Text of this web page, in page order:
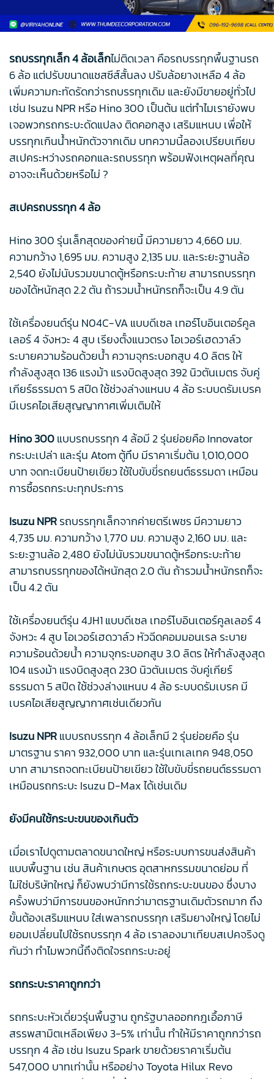
รถบรรทุกเล็ก 4 ล้อเล็กไม่ติดเวลา คือรถบรรทุกพื้นฐานรถ
6 ล้อ แต่ปรับขนาดแชสซีส์สั้นลง ปรับล้อยางเหลือ 4 ล้อ
เพิ่มความกะทัดรัดกว่ารถบรรทุกเดิม และยังมีขายอยู่ทั่วไป
เช่น Isuzu NPR หรือ Hino 300 เป็นต้น แต่ทำไมเรายังพบ
เจอพวกรถกระบะดัดแปลง ติดคอกสูง เสริมแหนบ เพื่อให้
บรรทุกเกินน้ำหนักตัวจากเดิม บทความนี้ลองเปรียบเทียบ
สเปคระหว่างรถคอกและรถบรรทุก พร้อมฟังเหตุผลที่คุณ
อาจจะเห็นด้วยหรือไม่ ?
สเปครถบรรทุก 4 ล้อ
Hino 300 รุ่นเล็กสุดของค่ายนี้ มีความยาว 4,660 มม.
ความกว้าง 1,695 มม. ความสูง 2,135 มม. และระยะฐานล้อ
2,540 ยังไม่นับรวมขนาดตู้หรือกระบะท้าย สามารถบรรทุก
ของได้หนักสุด 2.2 ตัน ถ้ารวมน้ำหนักรถก็จะเป็น 4.9 ตัน
ใช้เครื่องยนต์รุ่น N04C-VA แบบดีเซล เทอร์โบอินเตอร์คูล
เลอร์ 4 จังหวะ 4 สูบ เรียงตั้งแนวตรง โอเวอร์เฮดวาล์ว
ระบายความร้อนด้วยน้ำ ความจุกระบอกสูบ 4.0 ลิตร ให้
กำลังสูงสุด 136 แรงม้า แรงบิดสูงสุด 392 นิวตันเมตร จับคู่
เกียร์ธรรมดา 5 สปีด ใช้ช่วงล่างแหนบ 4 ล้อ ระบบดรัมเบรค
มีเบรคไอเสียสูญญากาศเพิ่มเติมให้
Hino 300แบบรถบรรทุก 4 ล้อมี 2 รุ่นย่อยคือ Innovator
กระบะเปล่า และรุ่น Atom ตู้ทึบ มีราคาเริ่มต้น 1,010,000
บาท จดทะเบียนป้ายเขียว ใช้ใบขับขี่รถยนต์ธรรมดา เหมือน
การซื้อรถกระบะทุกประการ
Isuzu NPRรถบรรทุกเล็กจากค่ายตรีเพชร มีความยาว
4,735 มม. ความกว้าง 1,770 มม. ความสูง 2,160 มม. และ
ระยะฐานล้อ 2,480 ยังไม่นับรวมขนาดตู้หรือกระบะท้าย
สามารถบรรทุกของได้หนักสุด 2.0 ตัน ถ้ารวมน้ำหนักรถก็จะ
เป็น 4.2 ตัน
ใช้เครื่องยนต์รุ่น 4JH1 แบบดีเซล เทอร์โบอินเตอร์คูลเลอร์ 4
จังหวะ 4 สูบ โอเวอร์เฮดวาล์ว หัวฉีดคอมมอนเรล ระบาย
ความร้อนด้วยน้ำ ความจุกระบอกสูบ 3.0 ลิตร ให้กำลังสูงสุด
104 แรงม้า แรงบิดสูงสุด 230 นิวตันเมตร จับคู่เกียร์
ธรรมดา 5 สปีด ใช้ช่วงล่างแหนบ 4 ล้อ ระบบดรัมเบรค มี
เบรคไอเสียสูญญากาศเช่นเดียวกัน
Isuzu NPRแบบรถบรรทุก 4 ล้อเล็กมี 2 รุ่นย่อยคือ รุ่น
มาตรฐาน ราคา 932,000 บาท และรุ่นเทเลเทค 948,050
บาท สามารถจดทะเบียนป้ายเขียว ใช้ใบขับขี่รถยนต์ธรรมดา
เหมือนรถกระบะ Isuzu D-Max ได้เช่นเดิม
ยังมีคนใช้กระบะขนของเกินตัว
เมื่อเราไปดูตามตลาดขนาดใหญ่ หรือระบบการขนส่งสินค้า
แบบพื้นฐาน เช่น สินค้าเกษตร อุตสาหกรรมขนาดย่อม ที่
ไม่ใช่บริษัทใหญ่ ก็ยังพบว่ามีการใช้รถกระบะขนของ ซึ่งบาง
ครั้งพบว่ามีการขนของหนักกว่ามาตรฐานเดิมตัวรถมาก ถึง
ขั้นต้องเสริมแหนบ ใส่เพลารถบรรทุก เสริมยางใหญ่ โดยไม่
ยอมเปลี่ยนไปใช้รถบรรทุก 4 ล้อ เราลองมาเทียบสเปคจริงดู
กันว่า ทำไมพวกนี้ถึงติดใจรถกระบะอยู่
รถกระบะราคาถูกกว่า
รถกระบะหัวเดี่ยวรุ่นพื้นฐาน ถูกรัฐบาลออกกฎเอื้อภาษี
สรรพสามิตเหลือเพียง 3-5% เท่านั้น ทำให้มีราคาถูกกว่ารถ
บรรทุก 4 ล้อ เช่น Isuzu Spark ขายด้วยราคาเริ่มต้น
547,000 บาทเท่านั้น หรืออย่าง Toyota Hilux Revo